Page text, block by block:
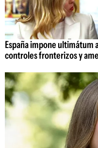
España impone ultimátum
controles fronterizos y